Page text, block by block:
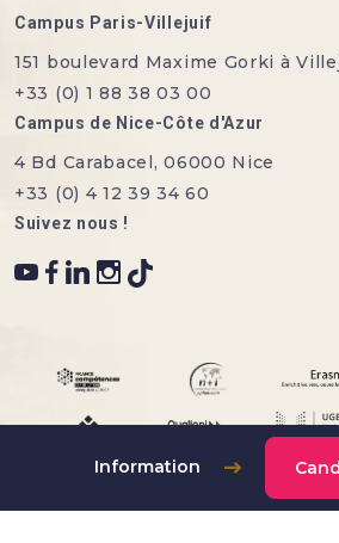
Information
Campus Paris-Villejuif
151 boulevard Maxime Gorki à
+33 (0) 1 88 38 03 00
Campus de Nice-Côte d'Azur
4 Bd Carabacel, 06000 Nice
+33 (0) 4 12 39 34 60
Suivez nous !